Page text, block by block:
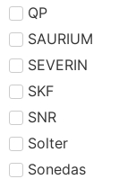
QP
SAURIUM
SEVERIN
SKF
SNR
Solter
Sonedas